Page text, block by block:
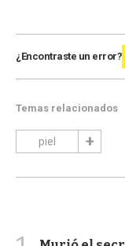
¿Encontraste un error?
Temas relacionados
piel